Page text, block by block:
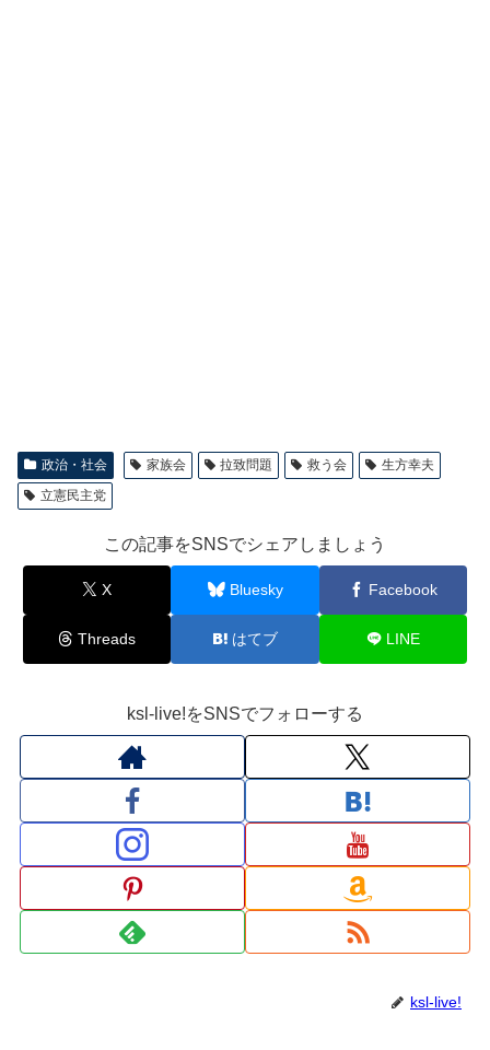
政治・社会 家族会 拉致問題 救う会
生方幸夫
立憲民主党
この記事をSNSでシェアしましょう
X Bluesky Facebook
Threads はてブ LINE
ksl-live!をSNSでフォローする
ksl-live!